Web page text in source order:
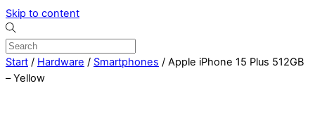
Skip to content
Start / Hardware / Smartphones / Apple iPhone 15 Plus 512GB
– Yellow